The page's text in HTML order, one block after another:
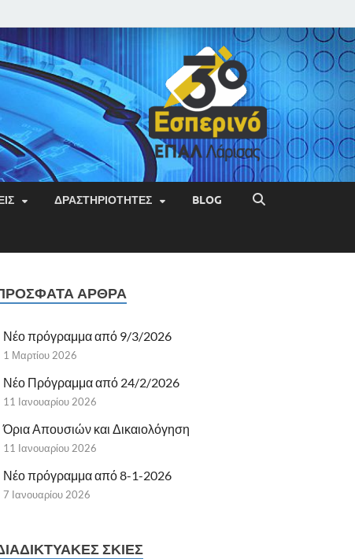
ΔΡΑΣΤΗΡΙΌΤΗΤΕΣ BLOG
ΆΡΘΡΑ
Νέο πρόγραμμα από 9/3/2026
1 Μαρτίου 2026
Νέο Πρόγραμμα από 24/2/2026
11 Ιανουαρίου 2026
Όρια Απουσιών και Δικαιολόγηση
11 Ιανουαρίου 2026
Νέο πρόγραμμα από 8-1-2026
7 Ιανουαρίου 2026
ΣΚΙΈΣ